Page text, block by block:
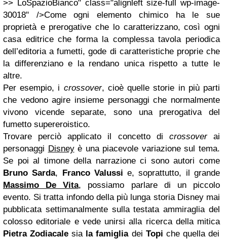
>> LoSpazioBianco" class="alignleft size-full wp-image-
30018" />Come ogni elemento chimico ha le sue
proprietà e prerogative che lo caratterizzano, così ogni
casa editrice che forma la complessa tavola periodica
dell’editoria a fumetti, gode di caratteristiche proprie che
la differenziano e la rendano unica rispetto a tutte le
altre.
Per esempio, i crossover, cioè quelle storie in più parti
che vedono agire insieme personaggi che normalmente
vivono vicende separate, sono una prerogativa del
fumetto supereroistico.
Trovare perciò applicato il concetto di crossoverai
personaggi Disneyè una piacevole variazione sul tema.
Se poi al timone della narrazione ci sono autori come
Bruno Sarda, Franco Valussi e, soprattutto, il grande
Massimo De Vita, possiamo parlare di un piccolo
evento. Si tratta infondo della più lunga storia Disney mai
pubblicata settimanalmente sulla testata ammiraglia del
colosso editoriale e vede unirsi alla ricerca della mitica
Pietra Zodiacale sia la famigliadei Topi che quella dei